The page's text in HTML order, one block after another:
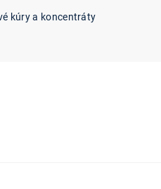
kúry a koncentráty